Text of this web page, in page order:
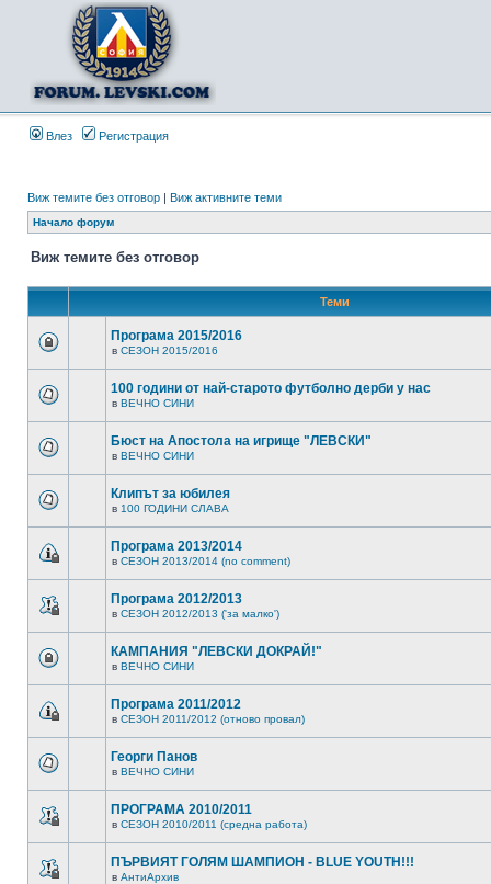
Влез Регистрация
Виж темите без отговор | Виж активните теми
Начало форум
Виж темите без отговор
Теми
Програма 2015/2016
в СЕЗОН 2015/2016
100 години от най-старото футболно дерби у нас
в ВЕЧНО СИНИ
Бюст на Апостола на игрище "ЛЕВСКИ"
в ВЕЧНО СИНИ
Клипът за юбилея
в 100 ГОДИНИ СЛАВА
Програма 2013/2014
в СЕЗОН 2013/2014 (no comment)
Програма 2012/2013
в СЕЗОН 2012/2013 ('за малко')
КАМПАНИЯ "ЛЕВСКИ ДОКРАЙ!"
в ВЕЧНО СИНИ
Програма 2011/2012
в СЕЗОН 2011/2012 (отново провал)
Георги Панов
в ВЕЧНО СИНИ
ПРОГРАМА 2010/2011
в СЕЗОН 2010/2011 (средна работа)
ПЪРВИЯТ ГОЛЯМ ШАМПИОН - BLUE YOUTH!!!
в АнтиАрхив